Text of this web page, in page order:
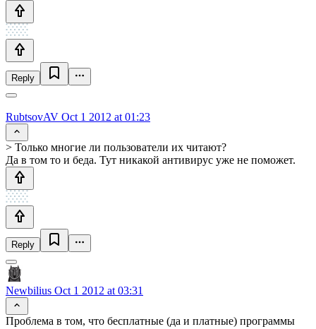
Reply
RubtsovAV Oct 1 2012 at 01:23
> Только многие ли пользователи их читают?
Да в том то и беда. Тут никакой антивирус уже не поможет.
Reply
Newbilius Oct 1 2012 at 03:31
Проблема в том, что бесплатные (да и платные) программы